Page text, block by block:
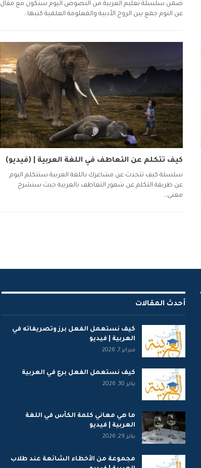
ضمن سلسلة تعليم العربية من النصوص اليوم سنكون مع مقال
عن النوم جمع بين الروح الأدبية والمعلومة العلمية كتبها…
كيف تتكلم عن التعاطف في اللغة العربية | (فيديو)
سلسلة كيف تتحدث عن مشاعرك باللغة العربية سنتكلم اليوم
عن طريقة التكلم عن شعور التعاطف بالعربية حيث سنشرح
معنى…
أحدث المقالات
كيف نستعمل الفعل برز وتصريفاته في
العربية | فيديو
فبراير 7, 2026
كيف نستعمل الفعل برع في العربية
يناير 30, 2026
ما هي معاني كلمة الكأس في اللغة
العربية | فيديو
يناير 29, 2026
مجموعة من الأخطاء الشائعة عند طلاب